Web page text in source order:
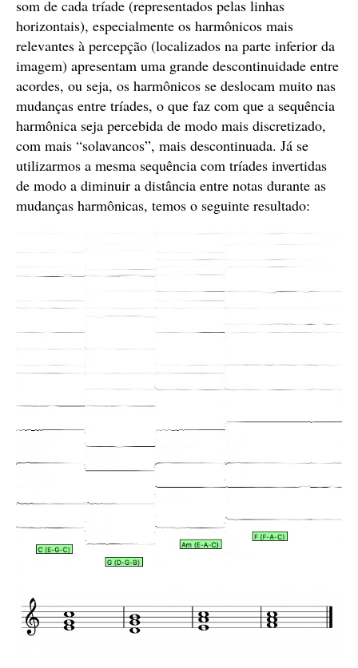
som de cada tríade (representados pelas linhas
horizontais), especialmente os harmônicos mais
relevantes à percepção (localizados na parte inferior da
imagem) apresentam uma grande descontinuidade entre
acordes, ou seja, os harmônicos se deslocam muito nas
mudanças entre tríades, o que faz com que a sequência
harmônica seja percebida de modo mais discretizado,
com mais “solavancos”, mais descontinuada. Já se
utilizarmos a mesma sequência com tríades invertidas
de modo a diminuir a distância entre notas durante as
mudanças harmônicas, temos o seguinte resultado: